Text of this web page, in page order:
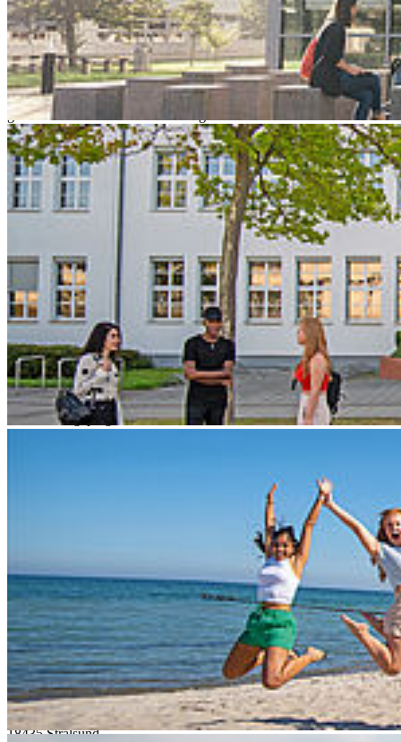
13:00 bis 16:00 Uhr
Wie gelingt Lehre, die Studierende nicht nur informiert, sondern
aktiviert, motiviert und in ihrer Selbstwirksamkeit stärkt? Bildung
für nachhaltige Entwicklung (BNE) bietet dafür wirkungsvolle
didaktische Ansätze: Sie verbindet fachliche Inhalte mit realen
gesellschaftlichen Herausforderungen und eröffnet Studierenden die
Möglichkeit, sich als handlungsfähig und gestaltend zu erleben.
Im Workshop erhalten Sie zunächst eine kurze wissenschaftlich-
theoretische Einführung zu zentralen Prinzipien und Potenzialen von
BNE. Anschließend arbeiten wir interaktiv daran, wie sich diese
Ansätze in Ihre eigenen Lehrveranstaltungen übertragen lassen.
Entwickeln Sie erste Ideen für Ihre Praxis und erfahren Sie, wie
Lernsettings gestaltet werden können, in denen Studierende nicht
nur Wissen erwerben, sondern sich als aktive Mitgestaltende
gesellschaftlicher Transformation erleben.
Der Workshop findet im Rahmen des Projekts „Zukunftsforum
klimafreundliche Hochschulen“ statt und wird von Lee Heinlein und
Andra Krogmann vom netzwerk n e.V. geleitet. Das Team bringt
langjährige Erfahrung in der Verankerung von Bildung für
nachhaltige Entwicklung (BNE) in der Hochschullandschaft mit.
Die im Workshop vermittelten Impulse basieren auf umfangreichen
Praxiserfahrungen von netzwerk n, einem bundesweit aktiven,
studentisch geprägten Verein, der zahlreiche Hochschulen,
nachhaltigkeit@hochschule-
Termin speichern Alle Veranstaltungen
Kon­takt
Hochschule Stralsund
Zur Schwedenschanze 15
18435 Stralsund